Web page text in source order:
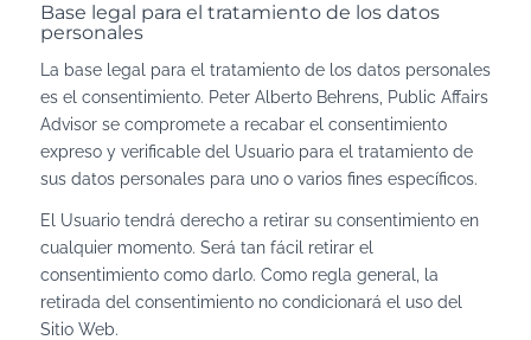
Base legal para el tratamiento de los datos
personales
La base legal para el tratamiento de los datos personales
es el consentimiento. Peter Alberto Behrens, Public Affairs
Advisor se compromete a recabar el consentimiento
expreso y verificable del Usuario para el tratamiento de
sus datos personales para uno o varios fines específicos.
El Usuario tendrá derecho a retirar su consentimiento en
cualquier momento. Será tan fácil retirar el
consentimiento como darlo. Como regla general, la
retirada del consentimiento no condicionará el uso del
Sitio Web.